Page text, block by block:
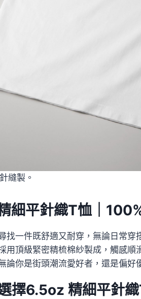
縫製。
細平針織T恤｜
找一件既舒適又耐穿，無論日常
用頂級緊密精梳棉紗製成，觸感
論你是街頭潮流愛好者，還是偏好
擇6.5oz 精細平針織